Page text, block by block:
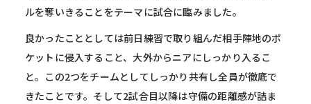
ルを奪いきることをテーマに試合に臨みました。
良かったこととしては前日練習で取り組んだ相手陣地のポ
ケットに侵入すること、大外からニアにしっかり入るこ
と。この2つをチームとしてしっかり共有し全員が徹底で
きたことです。そして2試合目以降は守備の距離感が詰ま